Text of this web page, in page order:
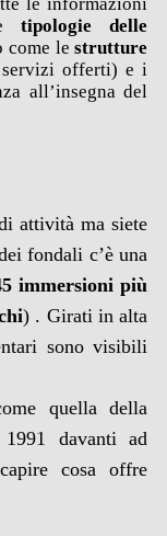
tipologie delle
come lestrutture
offerti) e i
all’insegna del
attività ma siete
fondali c’è una
immersioni più
) . Girati in alta
sono visibili
quella della
davanti ad
cosa offre